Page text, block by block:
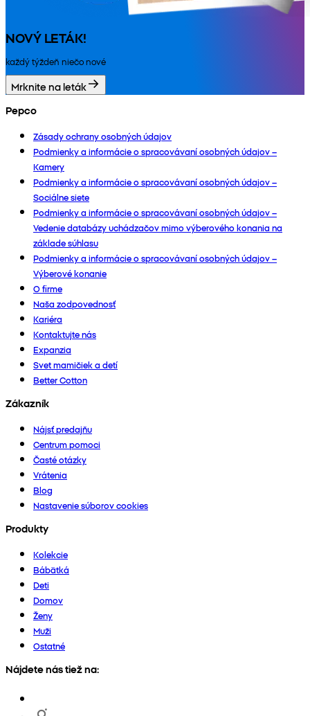
NOVÝ LETÁK!
každý týždeň niečo nové
Mrknite na leták
Pepco
Zásady ochrany osobných údajov
Podmienky a informácie o spracovávaní osobných údajov –
Kamery
Podmienky a informácie o spracovávaní osobných údajov –
Sociálne siete
Podmienky a informácie o spracovávaní osobných údajov –
Vedenie databázy uchádzačov mimo výberového konania na
základe súhlasu
Podmienky a informácie o spracovávaní osobných údajov –
Výberové konanie
O firme
Naša zodpovednosť
Kariéra
Kontaktujte nás
Expanzia
Svet mamičiek a detí
Better Cotton
Zákazník
Nájsť predajňu
Centrum pomoci
Časté otázky
Vrátenia
Blog
Nastavenie súborov cookies
Produkty
Kolekcie
Bábätká
Deti
Domov
Ženy
Muži
Ostatné
Nájdete nás tiež na: